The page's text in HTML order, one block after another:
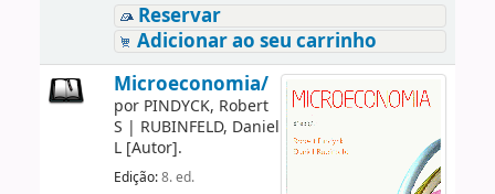
Reservar
Adicionar ao seu carrinho
Microeconomia/
por PINDYCK, Robert
S | RUBINFELD, Daniel
L[Autor].
Edição:8. ed.